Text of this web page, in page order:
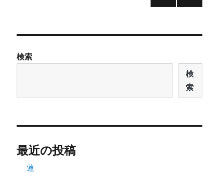
ナ
ビ
ョ
検索
検
索
最近の投稿
蓮